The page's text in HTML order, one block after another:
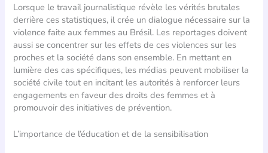
Lorsque le travail journalistique révèle les vérités brutales
derrière ces statistiques, il crée un dialogue nécessaire sur la
violence faite aux femmes au Brésil. Les reportages doivent
aussi se concentrer sur les effets de ces violences sur les
proches et la société dans son ensemble. En mettant en
lumière des cas spécifiques, les médias peuvent mobiliser la
société civile tout en incitant les autorités à renforcer leurs
engagements en faveur des droits des femmes et à
promouvoir des initiatives de prévention.
L’importance de l’éducation et de la sensibilisation